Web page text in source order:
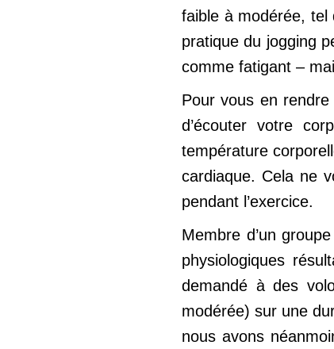
faible à modérée, tel
pratique du jogging
comme fatigant –
Pour vous en
d’écouter votre
température
cardiaque. Cela ne
pendant l’exercice.
Membre d’un
physiologiques
demandé à des
modérée) sur une
nous avons